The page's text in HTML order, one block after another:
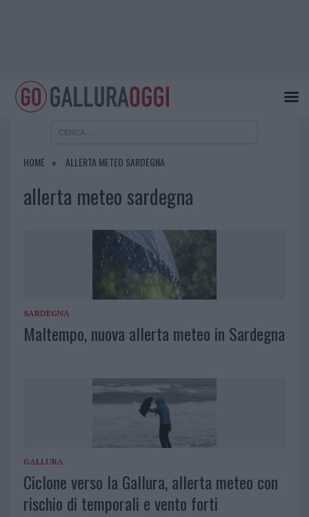
HOME ALLERTA METEO SARDEGNA
allerta meteo sardegna
SARDEGNA
Maltempo, nuova allerta meteo in Sardegna
GALLURA
Ciclone verso la Gallura, allerta meteo con
rischio di temporali e vento forti